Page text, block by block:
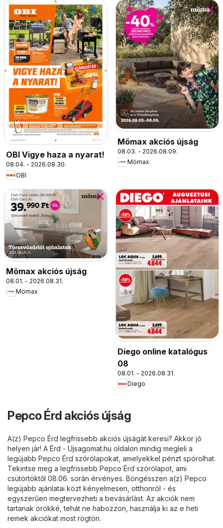
OBI Vigye haza a nyarat!
08.04. - 2026.08.30.
OBI
Mömax akciós újság
08.03. - 2026.08.09.
Mömax
Mömax akciós újság
08.01. - 2026.08.31.
Mömax
Diego online katalógus
08
08.01. - 2026.08.31.
Diego
Pepco Érd akciós újság
A(z) Pepco Érd legfrissebb akciós újságát keresi? Akkor jó
helyen jár! A Érd - Ujsagomat.hu oldalon mindig megleli a
legújabb Pepco Érd szórólapokat, amelyekkel pénzt spórolhat.
Tekintse meg a legfrissebb Pepco Érd szórólapot, ami
csütörtöktől 08.06. során érvényes. Böngésszen a(z) Pepco
legújabb ajánlatai közt kényelmesen, otthonról - és
egyszerűen megtervezheti a bevásárlást. Az akciók nem
tartanak örökké, tehát ne habozzon, használja ki az e heti
remek akciókat most rögtön.